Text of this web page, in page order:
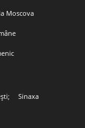
Moscova
Sinaxa